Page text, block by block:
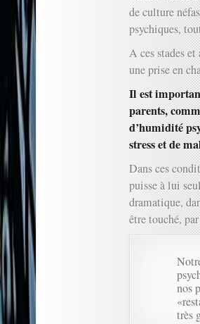
de culture
psychiques,
A ces stades
une prise en
Il est
parents,
d’humidité
stress et de
Dans ces
puisse à lui
dramatique,
être touché,
nos
très